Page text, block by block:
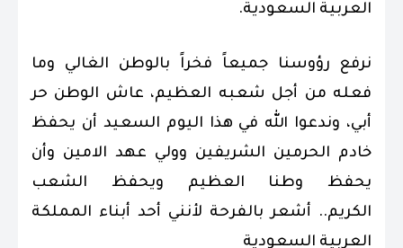
العربية السعودية.
نرفع رؤوسنا جميعاً فخراً بالوطن الغالي وما
فعله من أجل شعبه العظيم، عاش الوطن حر
أبي، وندعوا الله في هذا اليوم السعيد أن يحفظ
خادم الحرمين الشريفين وولي عهد الامين وأن
يحفظ وطنا العظيم ويحفظ الشعب
الكريم..
أشعر بالفرحة لأنني أحد أبناء المملكة
العربية السعودية